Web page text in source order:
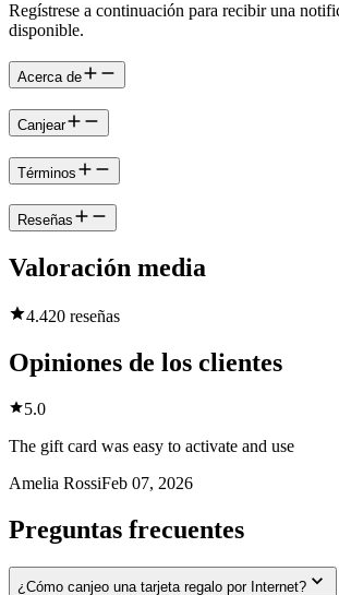
Regístrese a continuación para recibir una
disponible.
Acerca de
Canjear
Términos
Reseñas
Valoración media
4.420 reseñas
Opiniones de los clientes
5.0
The gift card was easy to activate and use
Amelia RossiFeb 07, 2026
Preguntas frecuentes
¿Cómo canjeo una tarjeta regalo por Internet?